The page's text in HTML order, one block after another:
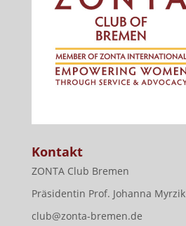
Kontakt
ZONTA Club Bremen
Präsidentin Prof. Johanna Myrzik
club@zonta-bremen.de